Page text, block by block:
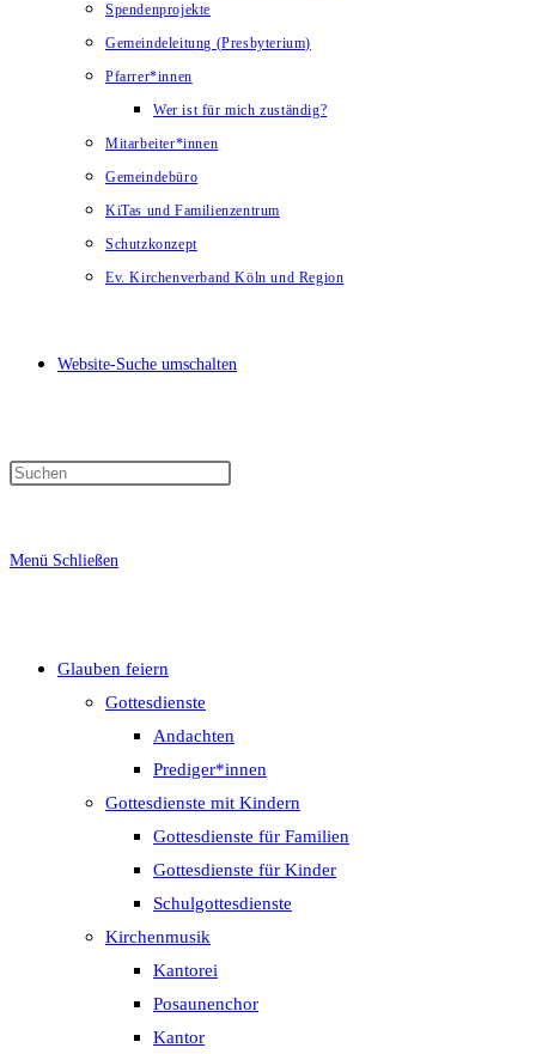
Spendenprojekte
Gemeindeleitung (Presbyterium)
Pfarrer*innen
Wer ist für mich zuständig?
Mitarbeiter*innen
Gemeindebüro
KiTas und Familienzentrum
Schutzkonzept
Ev. Kirchenverband Köln und Region
Website-Suche umschalten
Menü Schließen
Glauben feiern
Gottesdienste
Andachten
Prediger*innen
Gottesdienste mit Kindern
Gottesdienste für Familien
Gottesdienste für Kinder
Schulgottesdienste
Kirchenmusik
Kantorei
Posaunenchor
Kantor